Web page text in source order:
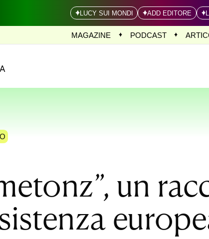
LUCY SUI MONDI ADD EDITORE
MAGAZINE PODCAST
un